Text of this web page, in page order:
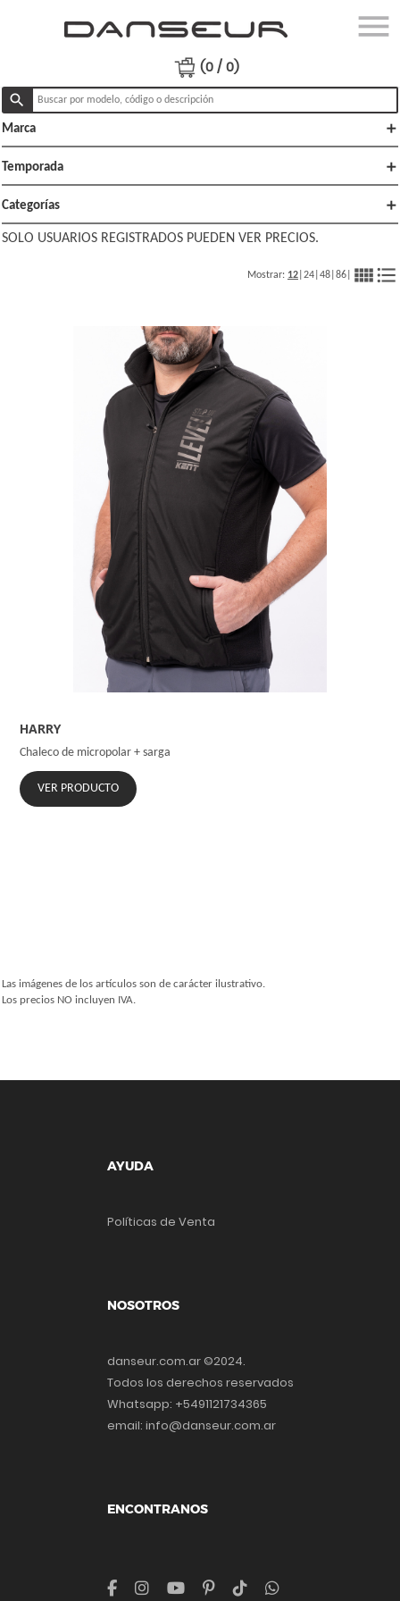
menu
Productos
Ofertas
Lo
nuevo
(0 / 0)
search
Marca add
Temporada add
Categorías add
SOLO USUARIOS REGISTRADOS PUEDEN VER PRECIOS.
Mostrar: 12 24 48 86 view_comfyformat_list_bulleted
HARRY
Chaleco de micropolar + sarga
VER PRODUCTO
Las imágenes de los artículos son de carácter ilustrativo.
Los precios NO incluyen IVA.
AYUDA
Políticas de Venta
NOSOTROS
danseur.com.ar ©2024.
Todos los derechos reservados
Whatsapp: +5491121734365
email: info@danseur.com.ar
ENCONTRANOS